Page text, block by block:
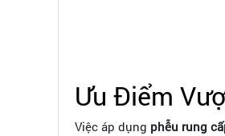
Ưu Điểm
Việc áp dụng phễu rung